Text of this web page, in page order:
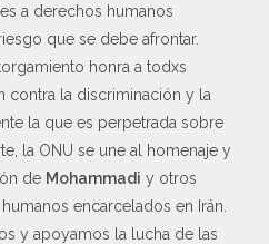
a derechos humanos
que se debe afrontar.
honra a todxs
contra la discriminación y la
la que es perpetrada sobre
la ONU se une al homenaje y
de Mohammadi y otros
encarcelados en Irán.
y apoyamos la lucha de las